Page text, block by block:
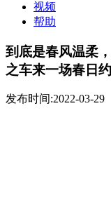
视频
帮助
到底是春风温柔
之车来一场春日约
发布时间:2022-03-29